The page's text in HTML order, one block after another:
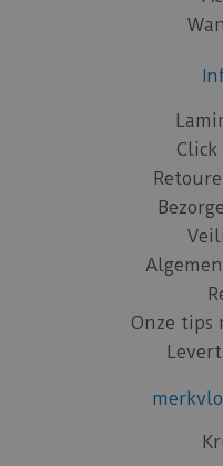
Click
Onze tips